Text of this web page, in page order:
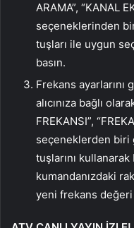
ARAMA”, “KANAL
seçeneklerinden
tuşları ile uygun
basın.
Frekans ayarlarını
alıcınıza bağlı
FREKANSI”,
seçeneklerden biri
tuşlarını
kumandanızdaki
yeni frekans